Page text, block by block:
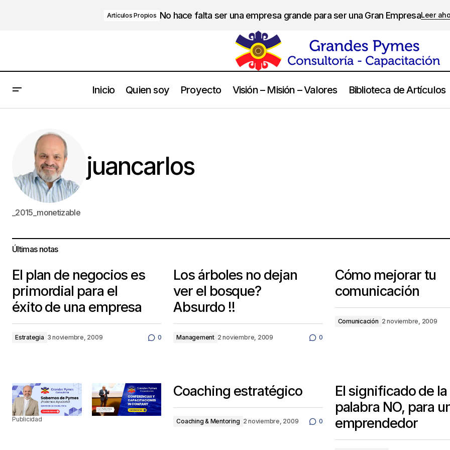
Artículos Propios No hace falta ser una empresa grande para ser una Gran EmpresaLeer
Inicio Quien soy Proyecto Visión – Misión – Valores Biblioteca de Artículos
juancarlos
_2015_monetizable
Últimas notas
El plan de negocios es
primordial para el
éxito de una empresa
Estrategia 3 noviembre, 2009 0
Los árboles no dejan
ver el bosque?
Absurdo !!
Management 2 noviembre, 2009 0
Cómo mejorar tu
comunicación
Comunicación 2 noviembre, 2009
Publicidad
Coaching estratégico
Coaching & Mentoring 2 noviembre, 2009 0
El significado de la
palabra NO, para
emprendedor